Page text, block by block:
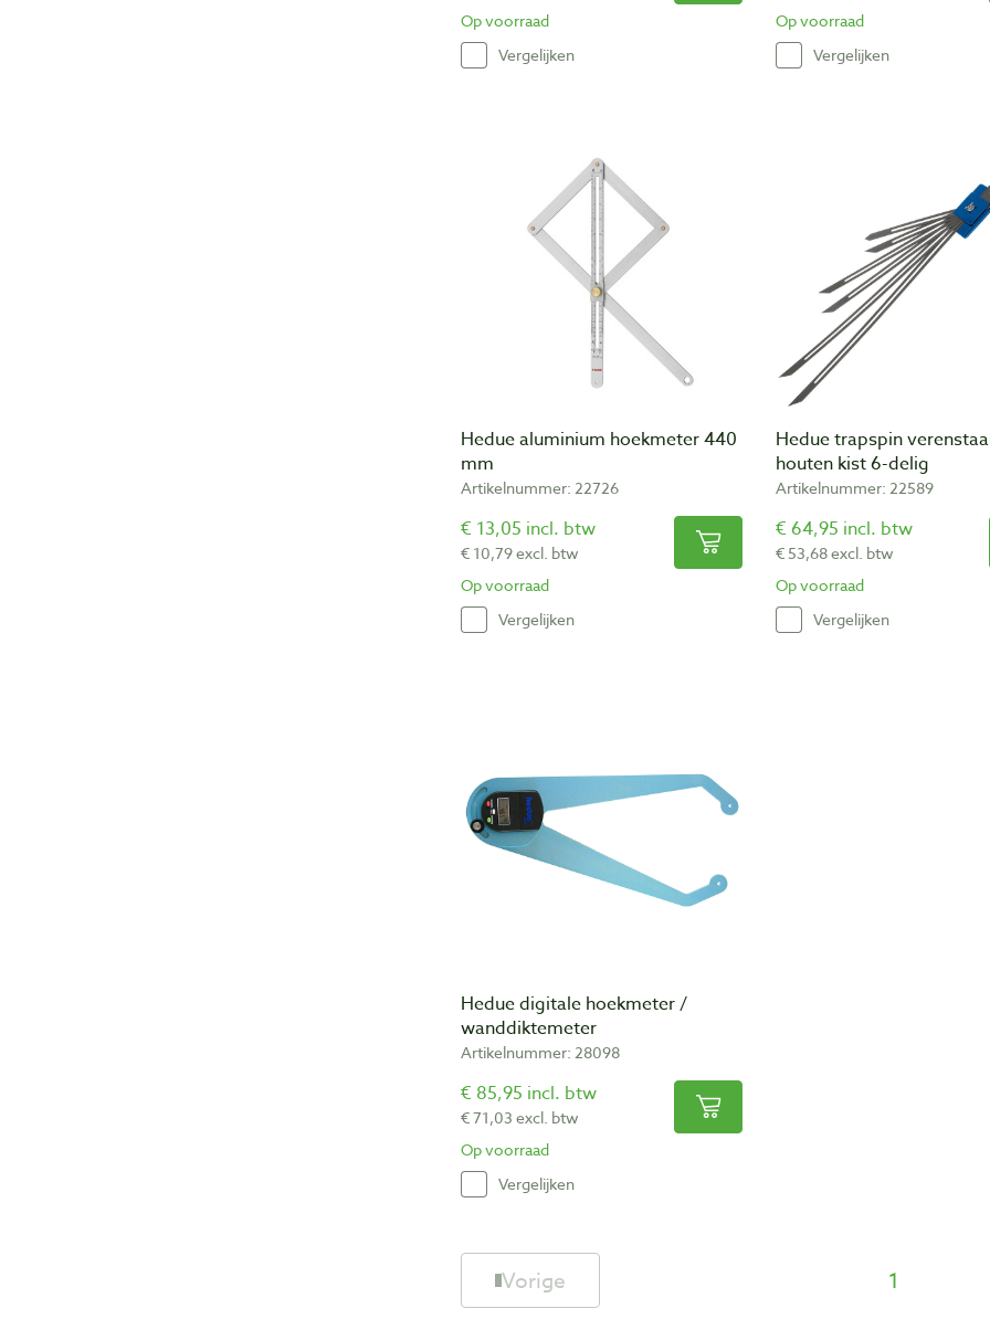
Op voorraad
Vergelijken
Op voorraad
Vergelijken
Hedue aluminium hoekmeter 440
mm
Artikelnummer: 22726
€ 13,05 incl. btw
€ 10,79 excl. btw
Op voorraad
Vergelijken
Hedue trapspin
houten kist 6-delig
Artikelnummer: 22589
€ 64,95 incl. btw
€ 53,68 excl. btw
Op voorraad
Vergelijken
Hedue digitale hoekmeter /
wanddiktemeter
Artikelnummer: 28098
€ 85,95 incl. btw
€ 71,03 excl. btw
Op voorraad
Vergelijken
Vorige 1